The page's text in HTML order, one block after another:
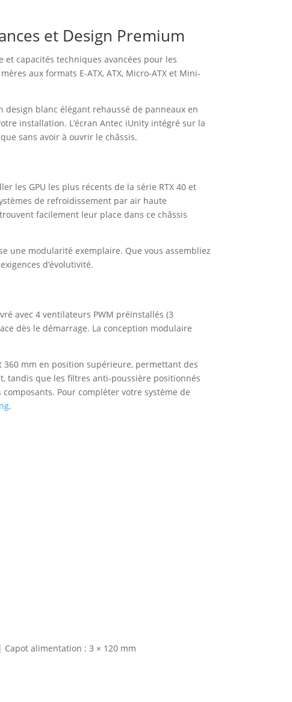
et Design Premium
capacités techniques avancées pour les
aux formats E-ATX, ATX, Micro-ATX et Mini-
blanc élégant rehaussé de panneaux en
installation. L’écran Antec iUnity intégré sur la
sans avoir à ouvrir le châssis.
les GPU les plus récents de la série RTX 40 et
de refroidissement par air haute
facilement leur place dans ce châssis
une modularité exemplaire. Que vous assembliez
d’évolutivité.
avec 4 ventilateurs PWM préinstallés (3
dès le démarrage. La conception modulaire
mm en position supérieure, permettant des
tandis que les filtres anti-poussière positionnés
Pour compléter votre système de
.
alimentation : 3 × 120 mm